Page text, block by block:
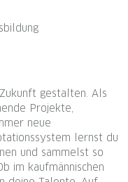
gestalten. Als
Projekte,
neue
lernst du
und sammelst so
im kaufmännischen